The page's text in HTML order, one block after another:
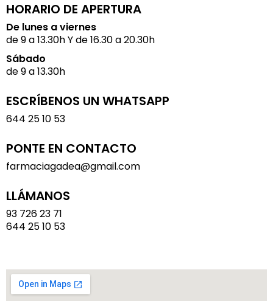
HORARIO DE APERTURA
De lunes a viernes
de 9 a 13.30h Y de 16.30 a 20.30h
Sábado
de 9 a 13.30h
ESCRÍBENOS UN WHATSAPP
644 25 10 53
PONTE EN CONTACTO
farmaciagadea@gmail.com
LLÁMANOS
93 726 23 71
644 25 10 53